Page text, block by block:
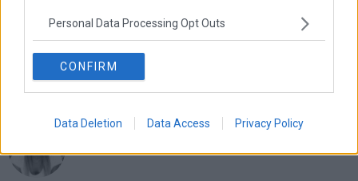
Personal Data Processing Opt Outs
CONFIRM
Data Deletion Data Access Privacy Policy
Ελευθερία Κούρταλη